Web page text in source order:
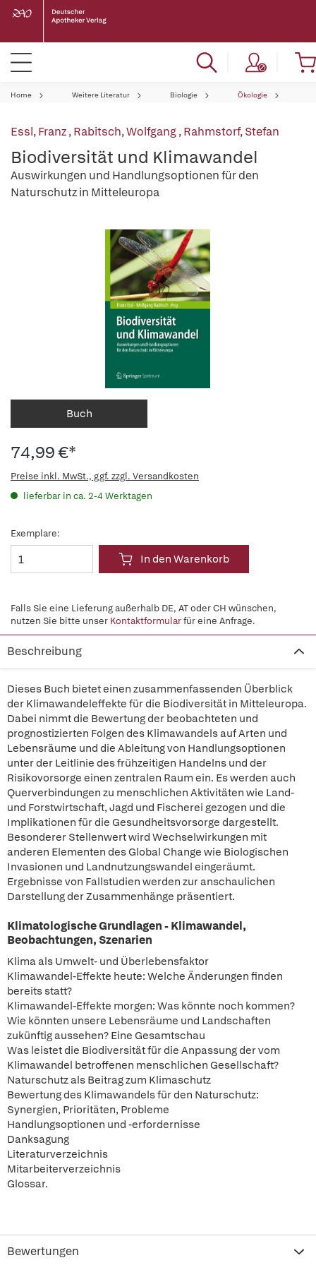
Home Weitere Literatur Biologie Ökologie
Essl, Franz,Rabitsch, Wolfgang,Rahmstorf, Stefan
Biodiversität und Klimawandel
Auswirkungen und Handlungsoptionen für den
Naturschutz in Mitteleuropa
Buch
74,99 €*
Preise inkl. MwSt., ggf. zzgl. Versandkosten
lieferbar in ca. 2-4 Werktagen
Exemplare:
In den Warenkorb
Falls Sie eine Lieferung außerhalb DE, AT oder CH wünschen,
nutzen Sie bitte unser Kontaktformularfür eine Anfrage.
Beschreibung
Dieses Buch bietet einen zusammenfassenden Überblick
der Klimawandeleffekte für die Biodiversität in Mitteleuropa.
Dabei nimmt die Bewertung der beobachteten und
prognostizierten Folgen des Klimawandels auf Arten und
Lebensräume und die Ableitung von Handlungsoptionen
unter der Leitlinie des frühzeitigen Handelns und der
Risikovorsorge einen zentralen Raum ein. Es werden auch
Querverbindungen zu menschlichen Aktivitäten wie Land-
und Forstwirtschaft, Jagd und Fischerei gezogen und die
Implikationen für die Gesundheitsvorsorge dargestellt.
Besonderer Stellenwert wird Wechselwirkungen mit
anderen Elementen des Global Change wie Biologischen
Invasionen und Landnutzungswandel eingeräumt.
Ergebnisse von Fallstudien werden zur anschaulichen
Darstellung der Zusammenhänge präsentiert.
Klimatologische Grundlagen - Klimawandel,
Beobachtungen, Szenarien
Klima als Umwelt- und Überlebensfaktor
Klimawandel-Effekte heute: Welche Änderungen finden
bereits statt?
Klimawandel-Effekte morgen: Was könnte noch kommen?
Wie könnten unsere Lebensräume und Landschaften
zukünftig aussehen? Eine Gesamtschau
Was leistet die Biodiversität für die Anpassung der vom
Klimawandel betroffenen menschlichen Gesellschaft?
Naturschutz als Beitrag zum Klimaschutz
Bewertung des Klimawandels für den Naturschutz:
Synergien, Prioritäten, Probleme
Handlungsoptionen und -erfordernisse
Danksagung
Literaturverzeichnis
Mitarbeiterverzeichnis
Glossar.
Bewertungen